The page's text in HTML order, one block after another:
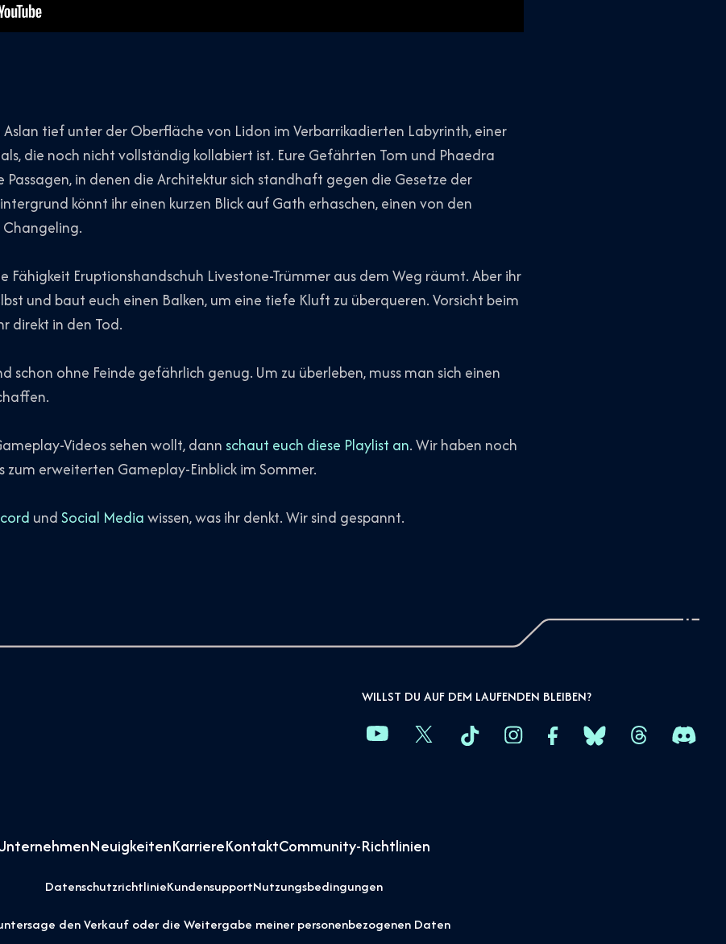
Aslan tief unter der Oberfläche von Lidon im Verbarrikadierten Labyrinth, einer
die noch nicht vollständig kollabiert ist. Eure Gefährten Tom und Phaedra
in denen die Architektur sich standhaft gegen die Gesetze der
könnt ihr einen kurzen Blick auf Gath erhaschen, einen von den
Fähigkeit Eruptionshandschuh Livestone-Trümmer aus dem Weg räumt. Aber ihr
und baut euch einen Balken, um eine tiefe Kluft zu überqueren. Vorsicht beim
direkt in den Tod.
schon ohne Feinde gefährlich genug. Um zu überleben, muss man sich einen
Videos sehen wollt, dann schaut euch diese Playlist an. Wir haben noch
zum erweiterten Gameplay-Einblick im Sommer.
undSocial Mediawissen, was ihr denkt. Wir sind gespannt.
WILLST DU AUF DEM LAUFENDEN BLEIBEN?
NeuigkeitenKarriereKontaktCommunity-Richtlinien
DatenschutzrichtlinieKundensupportNutzungsbedingungen
den Verkauf oder die Weitergabe meiner personenbezogenen Daten